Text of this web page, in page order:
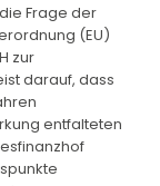
Frage der
(EU)
zur
darauf, dass
entfalteten